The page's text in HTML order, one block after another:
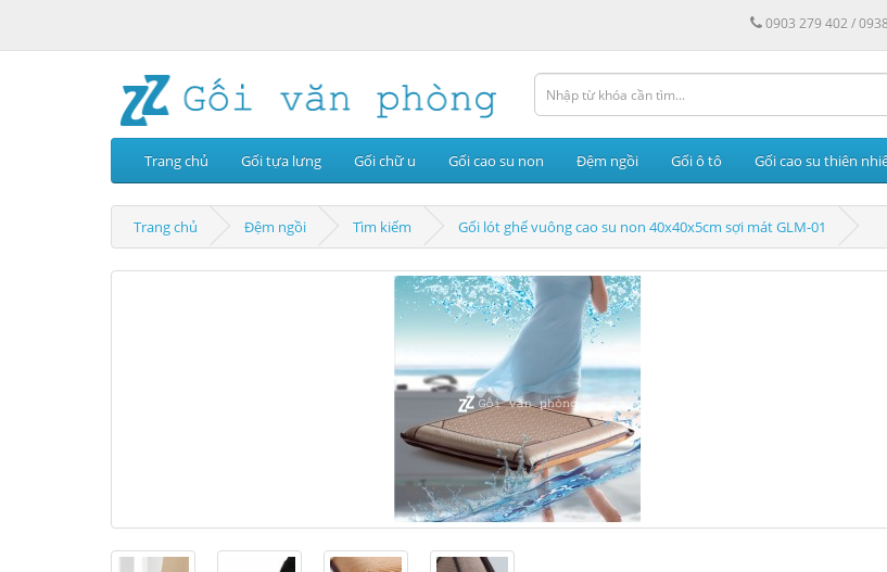
0903 279 402 /
Trang chủ Gối tựa lưng Gối chữ u Gối cao su non Đệm ngồi Gối ô tô Gối cao su thiên
Trang chủ Đệm ngồi Tìm kiếm Gối lót ghế vuông cao su non 40x40x5cm sợi mát GLM-01